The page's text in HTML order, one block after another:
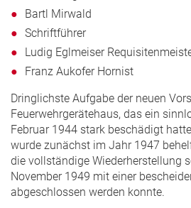
Bartl Mirwald
Schriftführer
Ludig Eglmeiser
Franz Aukofer Hornist
Dringlichste Aufgabe der neuen
Feuerwehrgerätehaus, das ein
Februar 1944 stark beschädigt
wurde zunächst im Jahr 1947
die vollständige Wiederherstellung
November 1949 mit einer
abgeschlossen werden konnte.